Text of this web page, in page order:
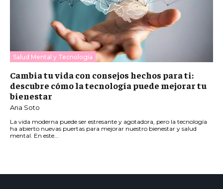
Salud Mental y Tecnología
Cambia tu vida con consejos hechos para ti:
descubre cómo la tecnología puede mejorar tu
bienestar
Ana Soto
La vida moderna puede ser estresante y agotadora, pero la tecnología
ha abierto nuevas puertas para mejorar nuestro bienestar y salud
mental. En este...